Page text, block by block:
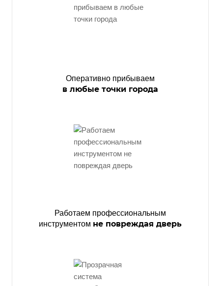
Оперативно прибываем
в любые точки города
Работаем профессиональным
инструментом не повреждая дверь